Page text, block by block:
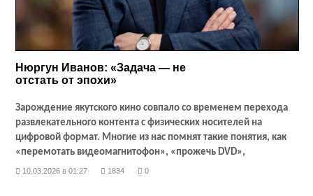
Нюргун Иванов: «Задача — не
отстать от эпохи»
Зарождение якутского кино совпало со временем перехода
развлекательного контента с физических носителей на
цифровой формат. Многие из нас помнят такие понятия, как
«перемотать видеомагнитофон», «прожечьDVD»,
«перенести на флешку», тогда как наши более юные
10.03.2026 в 01:27 1834 0